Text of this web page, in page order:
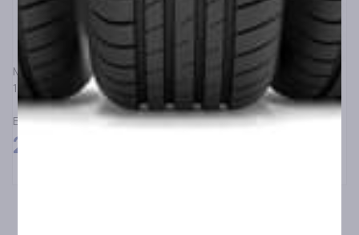
MICHELIN
180/55R17 MICHELIN ANAKEE ADVENTURE 2 73V R TL/TT
ΕΛΑΣΤΙΚΑ ΜΟΤΟΣΥΚΛΕΤΑΣ ΔΡΟΜΟΥ/ΕΚΤΟΣ ΔΡΟΜΟΥ
240,00